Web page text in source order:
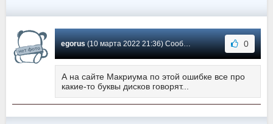
egorus(10 марта 2022 21:36) Сообщение #493 0
А на сайте Макриума по этой ошибке все про
какие-то буквы дисков говорят...